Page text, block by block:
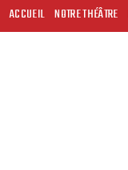
ACCUEIL NOTRE THÉÂTRE